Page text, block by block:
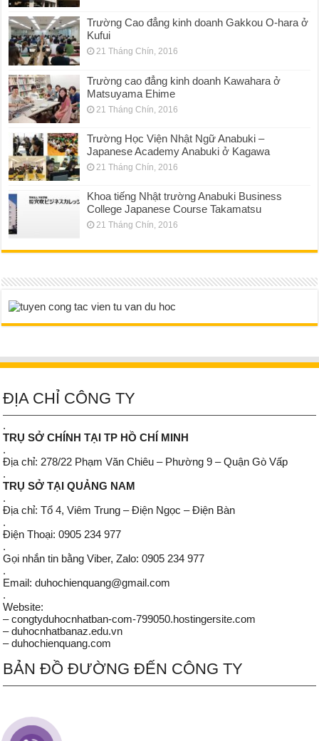
Trường Cao đẳng kinh doanh Gakkou O-hara ở
Kufui
21 Tháng Chín, 2016
Trường cao đẳng kinh doanh Kawahara ở
Matsuyama Ehime
21 Tháng Chín, 2016
Trường Học Viện Nhật Ngữ Anabuki –
Japanese Academy Anabuki ở Kagawa
21 Tháng Chín, 2016
Khoa tiếng Nhật trường Anabuki Business
College Japanese Course Takamatsu
21 Tháng Chín, 2016
ĐỊA CHỈ CÔNG TY
.
TRỤ SỞ CHÍNH TẠI TP HỒ CHÍ MINH
.
Địa chỉ: 278/22 Phạm Văn Chiêu – Phường 9 – Quận Gò Vấp
.
TRỤ SỞ TẠI QUẢNG NAM
.
Địa chỉ: Tổ 4, Viêm Trung – Điện Ngọc – Điện Bàn
.
Điện Thoại: 0905 234 977
.
Gọi nhắn tin bằng Viber, Zalo: 0905 234 977
.
Email: duhochienquang@gmail.com
.
Website:
– congtyduhocnhatban-com-799050.hostingersite.com
– duhocnhatbanaz.edu.vn
– duhochienquang.com
BẢN ĐỒ ĐƯỜNG ĐẾN CÔNG TY